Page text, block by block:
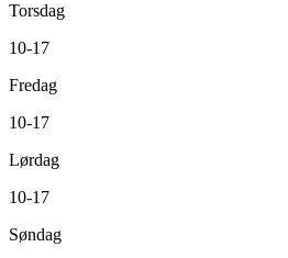
Torsdag
10-17
Fredag
10-17
Lørdag
10-17
Søndag